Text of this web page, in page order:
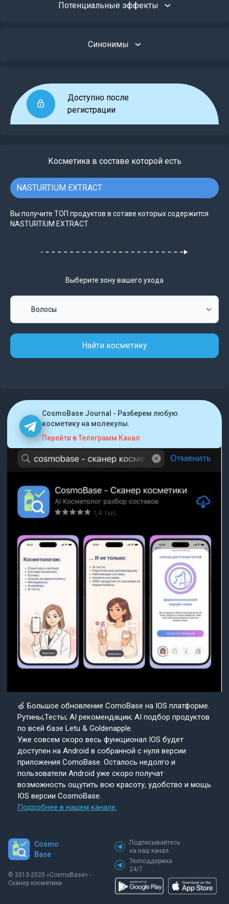
Потенциальные эффекты
Синонимы
Доступно после
регистрации
Косметика в составе которой есть
NASTURTIUM EXTRACT
Вы получите ТОП продуктов в сотаве которых содержится
NASTURTIUM EXTRACT
Выберите зону вашего ухода
Найти косметику
CosmoBase Journal - Разберем любую
косметику на молекулы.
Перейти в Телеграмм Канал
🍏 Большое обновление ComoBase на IOS платформе.
Рутины;Тесты; AI рекомендации; AI подбор продуктов
по всей базе Letu & Goldenapple.
Уже совсем скоро весь функционал IOS будет
доступен на Android в собранной с нуля версии
приложения ComoBase. Осталось недолго и
пользователи Android уже скоро получат
возможность ощутить всю красоту, удобство и мощь
IOS версии CosmoBase.
Подробнее в нашем канале.
Cosmo
Base
© 2013-2025 «СosmoBase» -
Сканер косметики
Подписывайтесь
на наш канал
Техподдержка
24/7